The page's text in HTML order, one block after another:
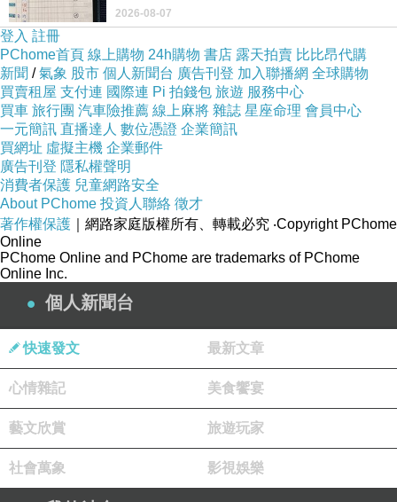
2026-08-07
登入 註冊
PChome首頁 線上購物 24h購物 書店 露天拍賣 比比昂代購
新聞 /氣象 股市 個人新聞台 廣告刊登 加入聯播網 全球購物
買賣租屋 支付連 國際連 Pi 拍錢包 旅遊 服務中心
買車 旅行團 汽車險推薦 線上麻將 雜誌 星座命理 會員中心
一元簡訊 直播達人 數位憑證 企業簡訊
買網址 虛擬主機 企業郵件
廣告刊登 隱私權聲明
消費者保護 兒童網路安全
About PChome 投資人聯絡 徵才
著作權保護 ｜網路家庭版權所有、轉載必究 ‧Copyright PChome
Online
PChome Online and PChome are trademarks of PChome
Online Inc.
個人新聞台
快速發文 最新文章
心情雜記 美食饗宴
藝文欣賞 旅遊玩家
社會萬象 影視娛樂